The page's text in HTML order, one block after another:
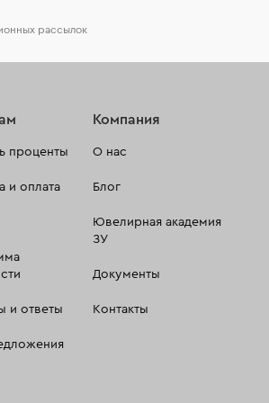
рассылок
проценты
и оплата
и ответы
Компания
О нас
Блог
Ювелирная академия
ЗУ
Документы
Контакты